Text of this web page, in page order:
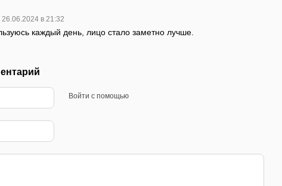
26.06.2024 в 21:32
каждый день, лицо стало заметно лучше.
Войти с помощью